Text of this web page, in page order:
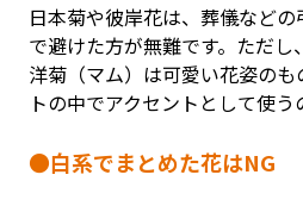
日本菊や彼岸花は、葬儀など
で避けた方が無難です。ただ
洋菊（マム）は可愛い花姿の
トの中でアクセントとして使う
●白系でまとめた花はNG